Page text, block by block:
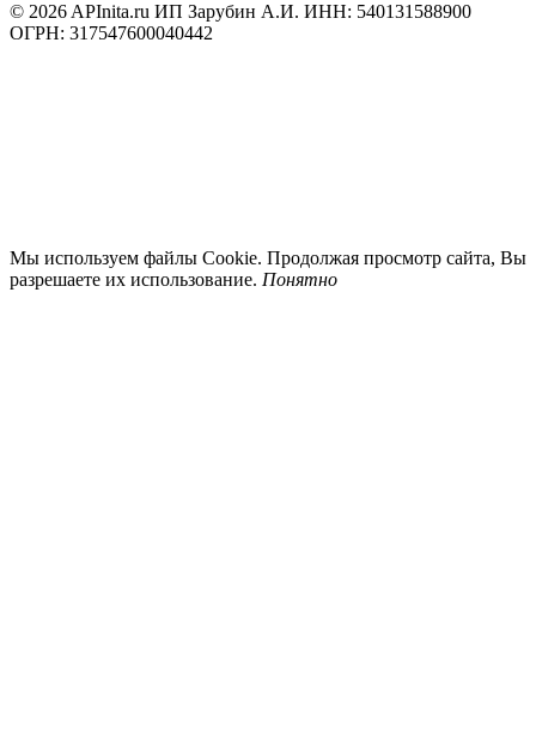
© 2026 APInita.ru ИП Зарубин А.И. ИНН: 540131588900
ОГРН: 317547600040442
Мы используем файлы Cookie. Продолжая просмотр сайта, Вы
разрешаете их использование. Понятно